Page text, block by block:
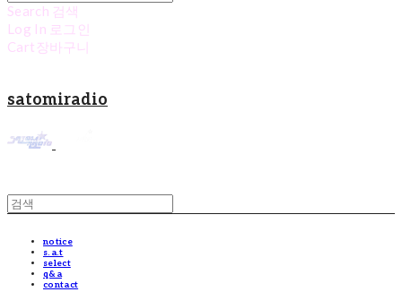
Search 검색
Log In 로그인
Cart 장바구니
satomiradio
notice
s.a.t
select
q&a
contact